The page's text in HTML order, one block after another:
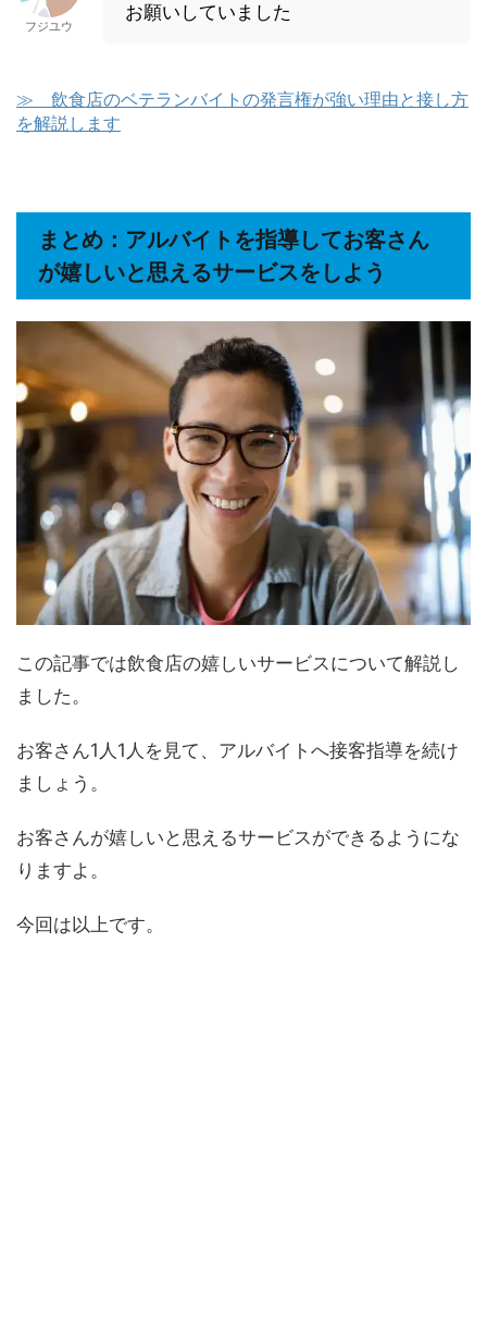
フジユウ
お願いしていました
≫ 飲食店のベテランバイトの発言権が強い理由と接し方
を解説します
まとめ：アルバイトを指導してお客さん
が嬉しいと思えるサービスをしよう
この記事では飲食店の嬉しいサービスについて解説し
ました。
お客さん1人1人を見て、アルバイトへ接客指導を続け
ましょう。
お客さんが嬉しいと思えるサービスができるようにな
りますよ。
今回は以上です。